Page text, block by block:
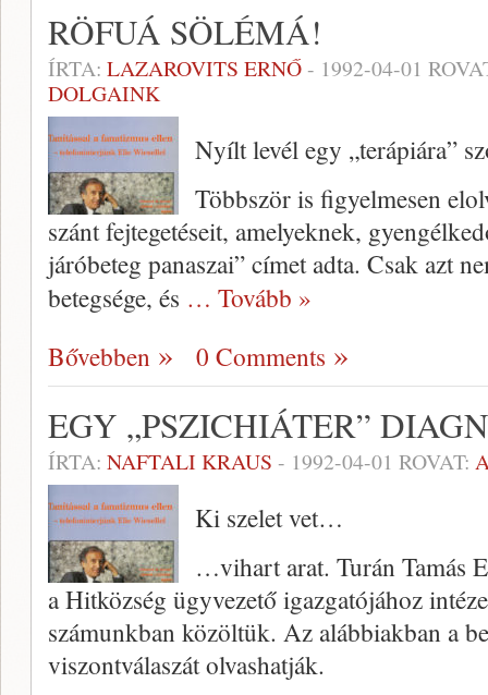
RÖFUÁ SÖLÉMÁ!
ÍRTA: LAZAROVITS ERNŐ- 1992-04-01
DOLGAINK
Nyílt levél egy „terápiára”
Többször is figyelmesen
szánt fejtegetéseit, amelyeknek,
járóbeteg panaszai” címet adta. Csak azt
betegsége, és … Tovább »
Bővebben
0 Comments
EGY „PSZICHIÁTER”
ÍRTA: NAFTALI KRAUS - 1992-04-01 ROVAT:
Ki szelet vet…
…vihart arat. Turán Tamás
a Hitközség ügyvezető igazgatójához
számunkban közöltük. Az alábbiakban a
viszontválaszát olvashatják.